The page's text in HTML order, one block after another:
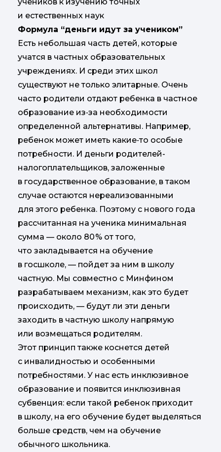
и естественных наук
Формула “деньги идут за учеником”
Есть небольшая часть детей, которые
учатся в частных образовательных
учреждениях. И среди этих школ
существуют не только элитарные. Очень
часто родители отдают ребенка в частное
образование из‑за необходимости
определенной альтернативы. Например,
ребенок может иметь какие‑то особые
потребности. И деньги родителей-
налогоплательщиков, заложенные
в государственное образование, в таком
случае остаются нереализованными
для этого ребенка. Поэтому с нового года
рассчитанная на ученика минимальная
сумма — около 80 % от того,
что закладывается на обучение
в госшколе, — пойдет за ним в школу
частную. Мы совместно с Минфином
разрабатываем механизм, как это будет
происходить, — будут ли эти деньги
заходить в частную школу напрямую
или возмещаться родителям.
Этот принцип также коснется детей
с инвалидностью и особенными
потребностями. У нас есть инклюзивное
образование и появится инклюзивная
субвенция: если такой ребенок приходит
в школу, на его обучение будет выделяться
больше средств, чем на обучение
обычного школьника.